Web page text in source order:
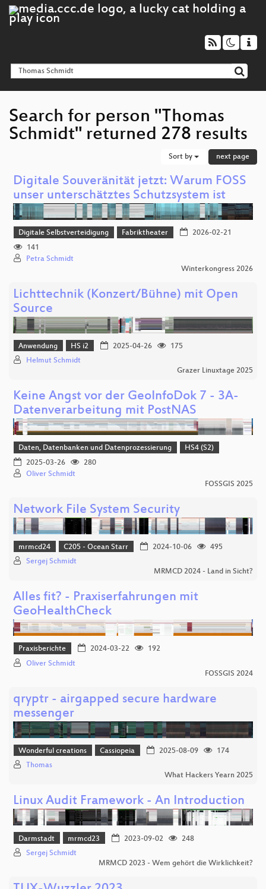
Search for person "Thomas
Schmidt" returned 278 results
Sort by next page
Digitale Souveränität jetzt: Warum FOSS
unser unterschätztes Schutzsystem ist
Digitale Selbstverteidigung Fabriktheater
2026-02-21
141
Petra Schmidt
Winterkongress 2026
Lichttechnik (Konzert/Bühne) mit Open
Source
Anwendung HS i2 2025-04-26
175
Helmut Schmidt
Grazer Linuxtage 2025
Keine Angst vor der GeoInfoDok 7 - 3A-
Datenverarbeitung mit PostNAS
Daten, Datenbanken und Datenprozessierung
HS4 (S2)
2025-03-26
280
Oliver Schmidt
FOSSGIS 2025
Network File System Security
mrmcd24 C205 - Ocean Starr 2024-10-06
495
Sergej Schmidt
MRMCD 2024 - Land in Sicht?
Alles fit? - Praxiserfahrungen mit
GeoHealthCheck
Praxisberichte 2024-03-22
192
Oliver Schmidt
FOSSGIS 2024
qryptr - airgapped secure hardware
messenger
Wonderful creations Cassiopeia 2025-08-09
174
Thomas
What Hackers Yearn 2025
Linux Audit Framework - An Introduction
Darmstadt mrmcd23 2023-09-02
248
Sergej Schmidt
MRMCD 2023 - Wem gehört die Wirklichkeit?